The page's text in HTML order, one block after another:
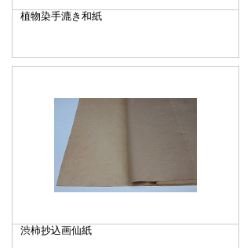
植物染手漉き和紙
渋柿抄込画仙紙